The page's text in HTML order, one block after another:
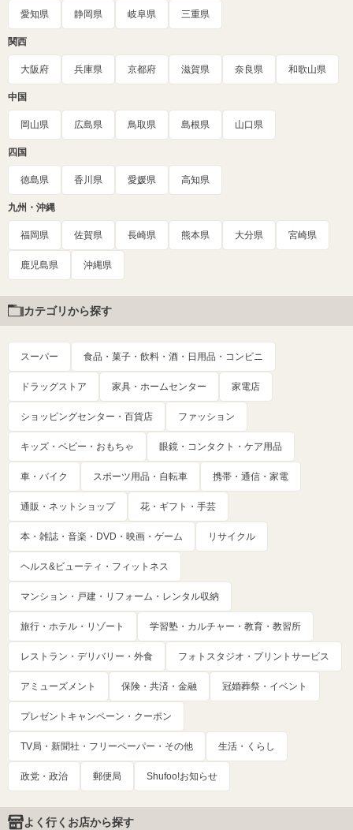
愛知県 静岡県 岐阜県 三重県
関西
大阪府 兵庫県 京都府 滋賀県 奈良県 和歌山県
中国
岡山県 広島県 鳥取県 島根県 山口県
四国
徳島県 香川県 愛媛県 高知県
九州・沖縄
福岡県 佐賀県 長崎県 熊本県 大分県 宮崎県
鹿児島県 沖縄県
カテゴリから探す
スーパー 食品・菓子・飲料・酒・日用品・コンビニ
ドラッグストア 家具・ホームセンター 家電店
ショッピングセンター・百貨店 ファッション
キッズ・ベビー・おもちゃ 眼鏡・コンタクト・ケア用品
車・バイク スポーツ用品・自転車 携帯・通信・家電
通販・ネットショップ 花・ギフト・手芸
本・雑誌・音楽・DVD・映画・ゲーム リサイクル
ヘルス&ビューティ・フィットネス
マンション・戸建・リフォーム・レンタル収納
旅行・ホテル・リゾート 学習塾・カルチャー・教育・教習所
レストラン・デリバリー・外食 フォトスタジオ・プリントサービス
アミューズメント 保険・共済・金融 冠婚葬祭・イベント
プレゼントキャンペーン・クーポン
TV局・新聞社・フリーペーパー・その他 生活・くらし
政党・政治 郵便局 Shufoo!お知らせ
よく行くお店から探す